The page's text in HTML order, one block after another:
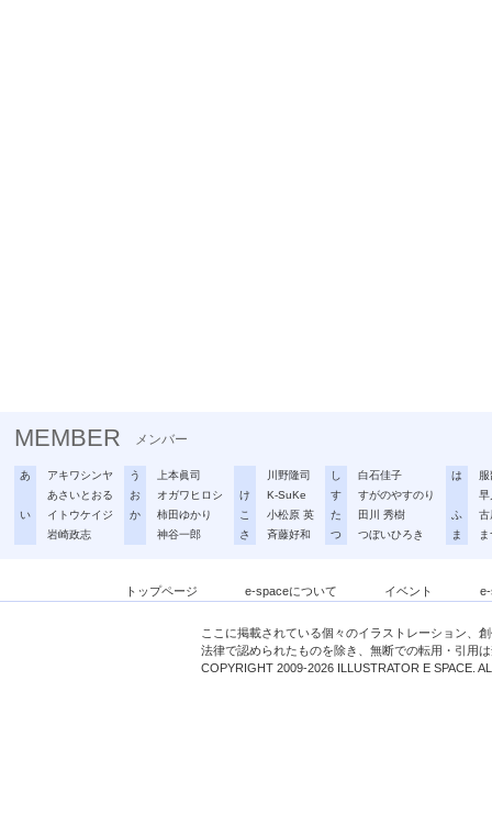
MEMBER メンバー
あ
アキワシンヤ
あさいとおる
い
イトウケイジ
岩崎政志
う
上本眞司
お
オガワヒロシ
か
柿田ゆかり
神谷一郎
川野隆司
け
K-SuKe
こ
小松原 英
さ
斉藤好和
し
白石佳子
す
すがのやすのり
た
田川 秀樹
つ
つぼいひろき
は
早
ふ
古
ま
トップページ e-spaceについて イベント
ここに掲載されている個々のイラストレーション、
法律で認められたものを除き、無断での転用・引用
COPYRIGHT 2009-2026 ILLUSTRATOR E SPACE.